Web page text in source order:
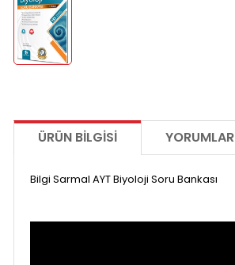
ÜRÜN BILGISI YORUMLAR
Bilgi Sarmal AYT Biyoloji Soru Bankası